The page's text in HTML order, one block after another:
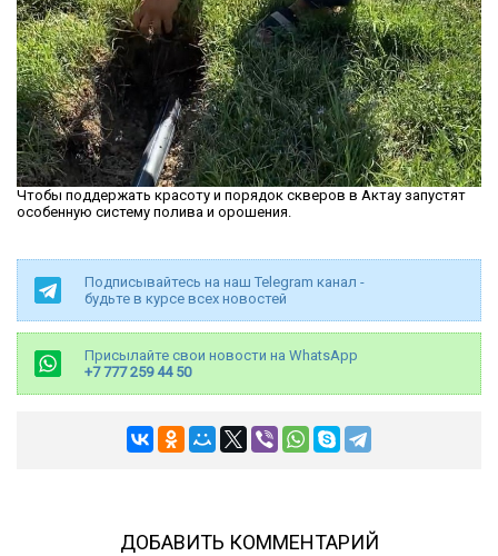
Чтобы поддержать красоту и порядок скверов в Актау запустят
особенную систему полива и орошения.
Подписывайтесь на наш Telegram канал -
будьте в курсе всех новостей
Присылайте свои новости на WhatsApp
+7 777 259 44 50
ДОБАВИТЬ КОММЕНТАРИЙ